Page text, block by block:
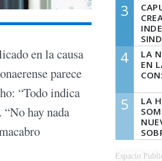
en la causa
parece
“Todo indica
hay nada
3
4
LA
EN
5
LA
Espacio